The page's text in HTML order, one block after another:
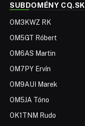
SUBDOMÉNY CQ.SK
OM3KWZ RK
OM5GT Róbert
OM6AS Martin
OM7PY Ervín
OM9AUI Marek
OM5JA Tóno
OK1TNM Rudo